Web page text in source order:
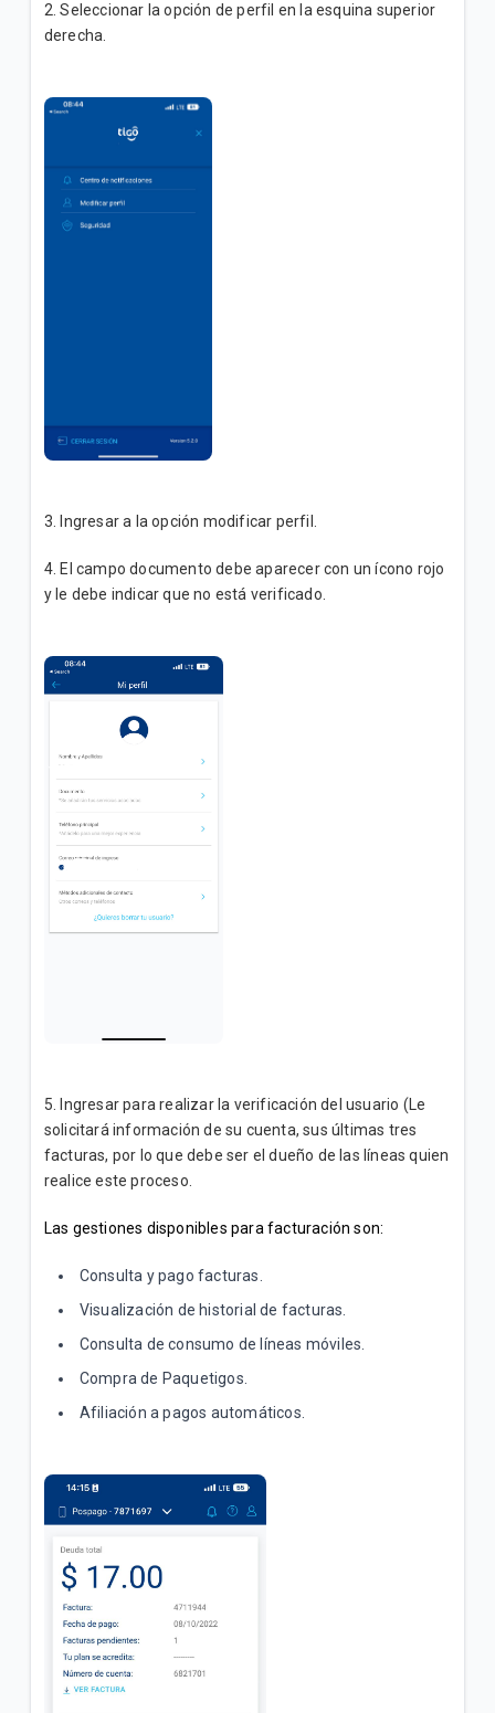
2. Seleccionar la opción de perfil en la esquina superior
derecha.
3. Ingresar a la opción modificar perfil.
4. El campo documento debe aparecer con un ícono rojo
y le debe indicar que no está verificado.
5. Ingresar para realizar la verificación del usuario (Le
solicitará información de su cuenta, sus últimas tres
facturas, por lo que debe ser el dueño de las líneas quien
realice este proceso.
Las gestiones disponibles para facturación son:
Consulta y pago facturas.
Visualización de historial de facturas.
Consulta de consumo de líneas móviles.
Compra de Paquetigos.
Afiliación a pagos automáticos.